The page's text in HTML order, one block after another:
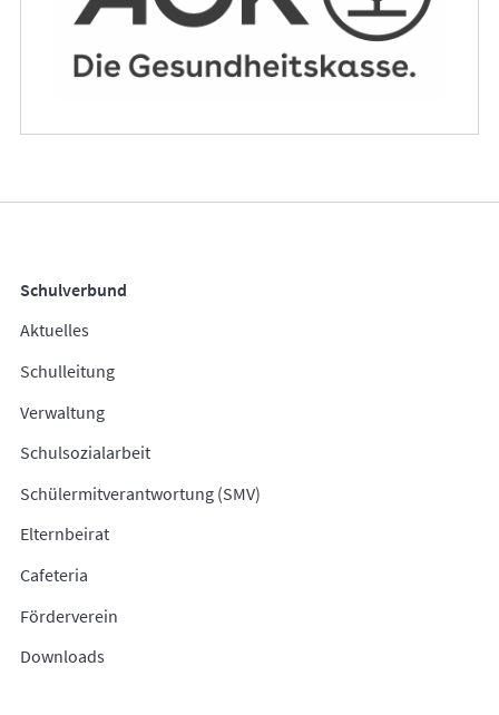
Schulverbund
Aktuelles
Schulleitung
Verwaltung
Schulsozialarbeit
Schülermitverantwortung (SMV)
Elternbeirat
Cafeteria
Förderverein
Downloads